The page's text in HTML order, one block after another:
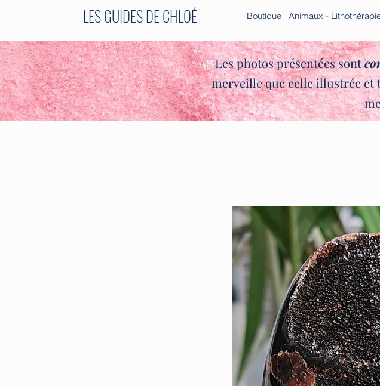
LES GUIDES DE CHLOÉ Boutique Animaux -
✨🌿Les photos présentées sont
merveille que celle illustrée et